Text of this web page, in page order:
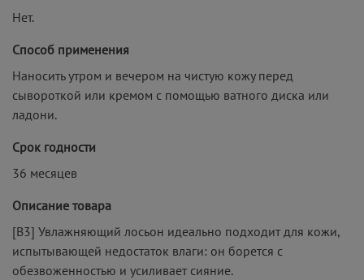
Нет.
Способ применения
Наносить утром и вечером на чистую кожу перед
сывороткой или кремом с помощью ватного диска или
ладони.
Срок годности
36 месяцев
Описание товара
[B3] Увлажняющий лосьон идеально подходит для кожи,
испытывающей недостаток влаги: он борется с
обезвоженностью и усиливает сияние.